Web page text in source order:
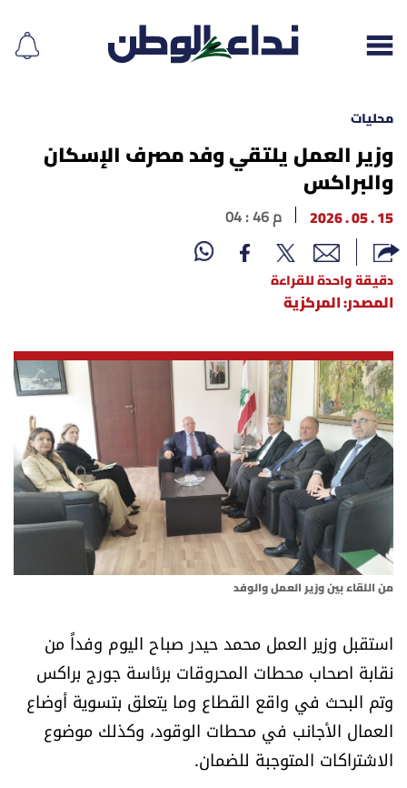
إقرأ الجريدة
لبنان
الغلاف
محليات
أسرار
متفرقات
نداء القرّاء
خاص الموقع
كتّابنا
تحت المجهر
آراء
محليات
وزير العمل يلتقي وفد مصرف الإسكان
والبراكس
15 . 05 . 2026 04 : 46 م
دقيقة واحدة للقراءة
المصدر: المركزية
من اللقاء بين وزير العمل والوفد
استقبل وزير العمل محمد حيدر صباح اليوم وفداً من
نقابة اصحاب محطات المحروقات برئاسة جورج براكس
وتم البحث في واقع القطاع وما يتعلق بتسوية أوضاع
العمال الأجانب في محطات الوقود، وكذلك موضوع
الاشتراكات المتوجبة للضمان.